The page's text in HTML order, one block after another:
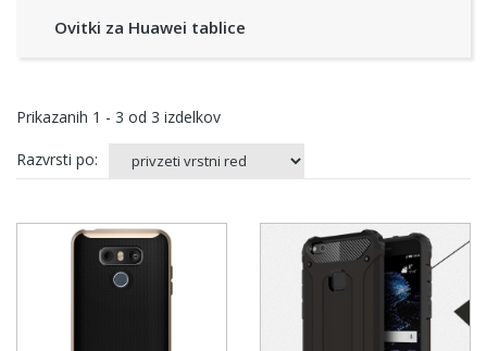
Ovitki za Huawei tablice
Prikazanih 1 - 3 od 3 izdelkov
Razvrsti po: